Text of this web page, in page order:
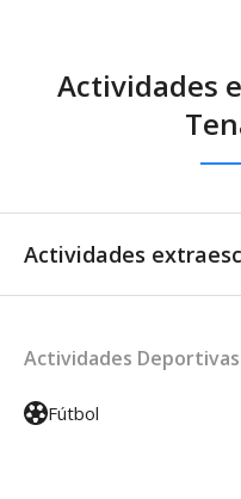
Actividades
Actividades
Actividades Deportivas
Fútbol